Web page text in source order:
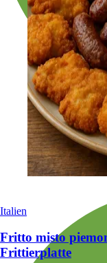
Italien
Fritto misto
Frittierplatte